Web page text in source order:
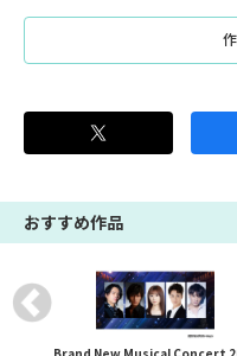
おすすめ作品